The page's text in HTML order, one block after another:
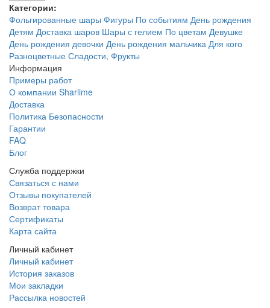
Категории:
Фольгированные шары Фигуры По событиям День рождения
Детям Доставка шаров Шары с гелием По цветам Девушке
День рождения девочки День рождения мальчика Для кого
Разноцветные Сладости, Фрукты
Информация
Примеры работ
О компании Sharlime
Доставка
Политика Безопасности
Гарантии
FAQ
Блог
Служба поддержки
Связаться с нами
Отзывы покупателей
Возврат товара
Сертификаты
Карта сайта
Личный кабинет
Личный кабинет
История заказов
Мои закладки
Рассылка новостей